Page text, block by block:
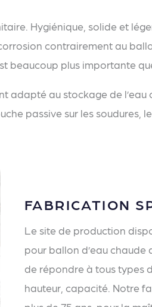
Hygiénique, solide et
contrairement au
beaucoup plus importante
adapté au stockage de
passive sur les soudures,
FABRICATION
Le site de production
pour ballon d’eau
de répondre à tous types
hauteur, capacité. Notre